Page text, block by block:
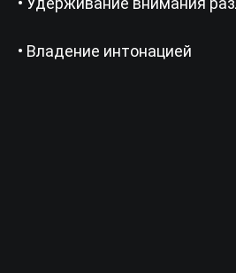
• Владение интонацией